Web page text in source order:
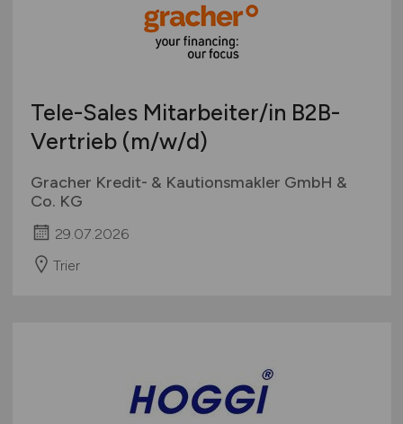
Tele-Sales Mitarbeiter/in B2B-
Vertrieb (m/w/d)
Gracher Kredit- & Kautionsmakler GmbH &
Co. KG
29.07.2026
Trier